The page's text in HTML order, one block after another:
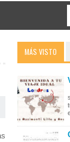
MÁS VISTO